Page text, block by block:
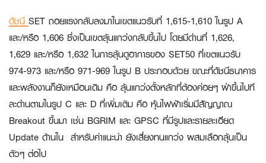
ดัชนี SET ถอยแรงกลับลงมาในเขตแนวรับที่ 1,615-1,610 ในรูป A
และ/หรือ 1,606 ซึ่งเป็นเขตลุ้นแกว่งกลับขึ้นไป โดยมีด่านที่ 1,626,
1,629 และ/หรือ 1,632 ในการลุ้นดูอาการของ SET50 ที่เขตแนวรับ
974-973 และ/หรือ 971-969 ในรูป B ประกอบด้วย ขณะที่ดัชนีธนาคาร
และพลังงานก็ยังเหมือนเดิม คือ ลุ้นแกว่งตั้งหลักที่ต้องค่อยๆ ฝ่าขึ้นไปที
ละด่านตามในรูป C และ D ที่เพิ่มเติม คือ หุ้นไฟฟ้าเริ่มมีสัญญาณ
Breakout ขึ้นมา เช่น BGRIM และ GPSC ที่มีรูปและรายละเอียด
Update ด้านใน สำหรับคำแนะนำ ยังเสี่ยงทนแกว่ง ผสมเลือกลุ้นเป็น
ตัวๆ ต่อไป